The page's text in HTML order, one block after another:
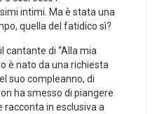
intimi. Ma è stata una
quella del fatidico sì?
cantante di “Alla mia
è nato da una richiesta
suo compleanno, di
ha smesso di piangere
racconta in esclusiva a